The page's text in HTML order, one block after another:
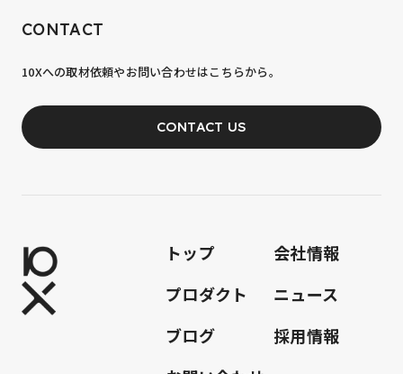
あなたの力が、必要です。
JOIN OUR TEAM
CONTACT
10Xへの取材依頼やお問い合わせはこちらから。
CONTACT US
トップ
会社情報
プロダクト
ニュース
ブログ
採用情報